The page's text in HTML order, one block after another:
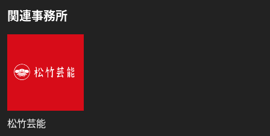
関連事務所
松竹芸能